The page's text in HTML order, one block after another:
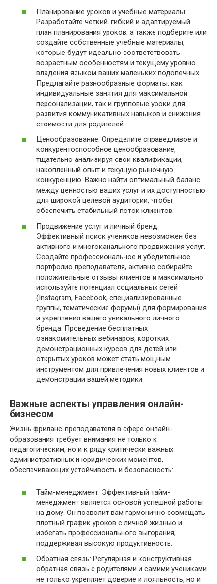
Планирование уроков и учебные материалы:
Разработайте четкий, гибкий и адаптируемый
план планирования уроков, а также подберите или
создайте собственные учебные материалы,
которые будут идеально соответствовать
возрастным особенностям и текущему уровню
владения языком ваших маленьких подопечных.
Предлагайте разнообразные форматы: как
индивидуальные занятия для максимальной
персонализации, так и групповые уроки для
развития коммуникативных навыков и снижения
стоимости для родителей.
Ценообразование: Определите справедливое и
конкурентоспособное ценообразование,
тщательно анализируя свои квалификации,
накопленный опыт и текущую рыночную
конкуренцию. Важно найти оптимальный баланс
между ценностью ваших услуг и их доступностью
для широкой целевой аудитории, чтобы
обеспечить стабильный поток клиентов.
Продвижение услуг и личный бренд:
Эффективный поиск учеников невозможен без
активного и многоканального продвижения услуг.
Создайте профессиональное и убедительное
портфолио преподавателя, активно собирайте
положительные отзывы клиентов и максимально
используйте потенциал социальных сетей
(Instagram, Facebook, специализированные
группы, тематические форумы) для формирования
и укрепления вашего уникального личного
бренда. Проведение бесплатных
ознакомительных вебинаров, коротких
демонстрационных курсов для детей или
открытых уроков может стать мощным
инструментом для привлечения новых клиентов и
демонстрации вашей методики.
Важные аспекты управления онлайн-
бизнесом
Жизнь фриланс-преподавателя в сфере онлайн-
образования требует внимания не только к
педагогическим, но и к ряду критически важных
административных и юридических моментов,
обеспечивающих устойчивость и безопасность:
Тайм-менеджмент: Эффективный тайм-
менеджмент является основой успешной работы
на дому. Он позволит вам гармонично совмещать
плотный график уроков с личной жизнью и
избегать профессионального выгорания,
поддерживая высокую продуктивность.
Обратная связь: Регулярная и конструктивная
обратная связь с родителями и самими учениками
не только укрепляет доверие и лояльность, но и